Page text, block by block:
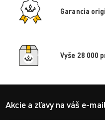
Garancia
Vyše 28 000
Akcie a zľavy na váš e-